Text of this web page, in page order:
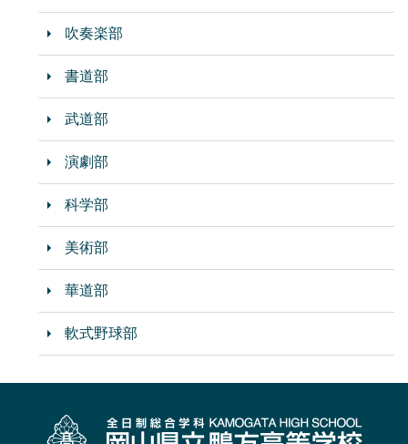
吹奏楽部
書道部
武道部
演劇部
科学部
美術部
華道部
軟式野球部